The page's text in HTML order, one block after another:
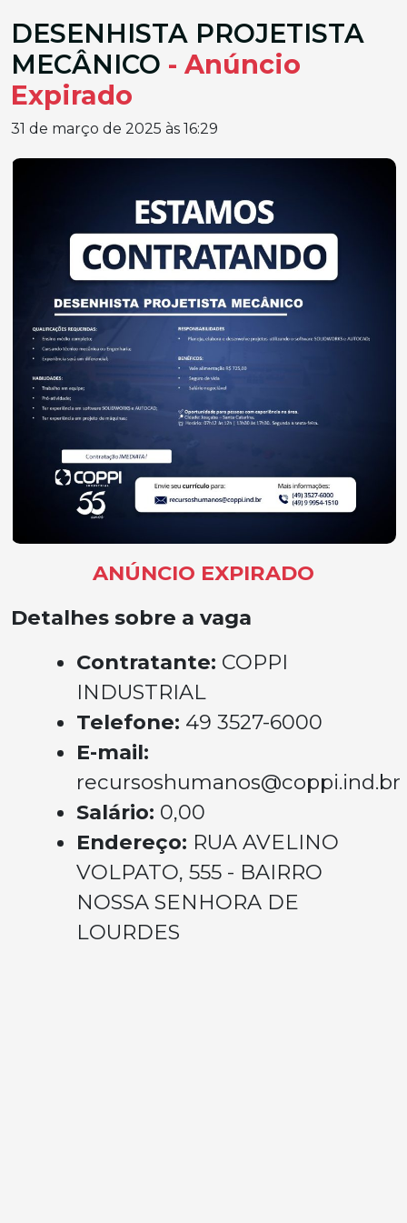
DESENHISTA PROJETISTA
MECÂNICO - Anúncio
Expirado
31 de março de 2025 às 16:29
ANÚNCIO EXPIRADO
Detalhes sobre a vaga
Contratante: COPPI
INDUSTRIAL
Telefone: 49 3527-6000
E-mail:
recursoshumanos@coppi.ind.br
Salário: 0,00
Endereço: RUA AVELINO
VOLPATO, 555 - BAIRRO
NOSSA SENHORA DE
LOURDES